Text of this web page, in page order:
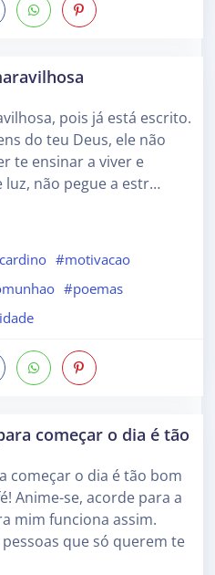
pois já está escrito.
do teu Deus, ele não
te ensinar a viver e
luz, não pegue a estr…
#motivacao
#poemas
começar o dia é tão
começar o dia é tão bom
Anime-se, acorde para a
mim funciona assim.
que só querem te